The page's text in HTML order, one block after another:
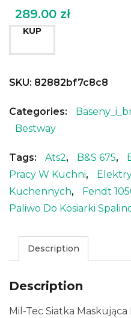
289.00 zł
KUP
SKU: 82882bf7c8c8
Categories:
Bestway
Tags: Ats2, B&s 675,
Pracy W Kuchni,
Kuchennych, Fendt
Paliwo Do Kosiarki
Description
Description
Mil-Tec Siatka